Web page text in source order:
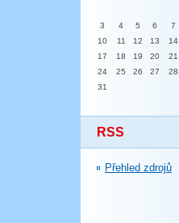
3
4 5 6 7
10
11 12 13 14
17
18 19 20 21
24
25 26 27 28
31
RSS
Přehled zdrojů